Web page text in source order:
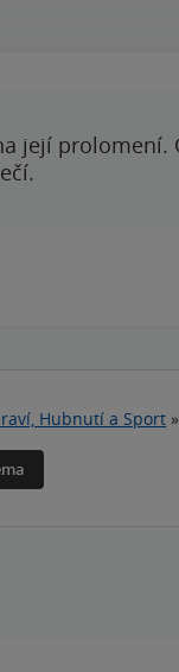
její prolomení.
Hubnutí a Sport